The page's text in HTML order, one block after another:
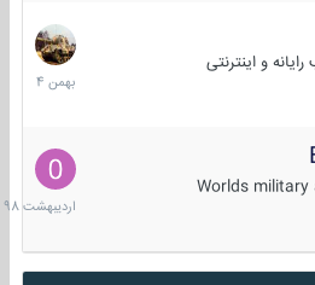
و اینترنتی
30
بهمن
1404
Worlds
10
1398